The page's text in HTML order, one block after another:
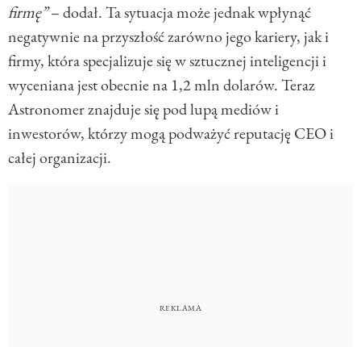
firmę”– dodał. Ta sytuacja może jednak wpłynąć
negatywnie na przyszłość zarówno jego kariery, jak i
firmy, która specjalizuje się w sztucznej inteligencji i
wyceniana jest obecnie na 1,2 mln dolarów. Teraz
Astronomer znajduje się pod lupą mediów i
inwestorów, którzy mogą podważyć reputację CEO i
całej organizacji.